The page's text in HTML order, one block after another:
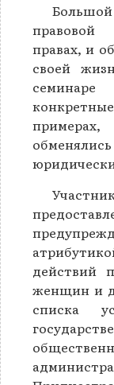
правовой
правах, и
своей
действий
женщин и
списка